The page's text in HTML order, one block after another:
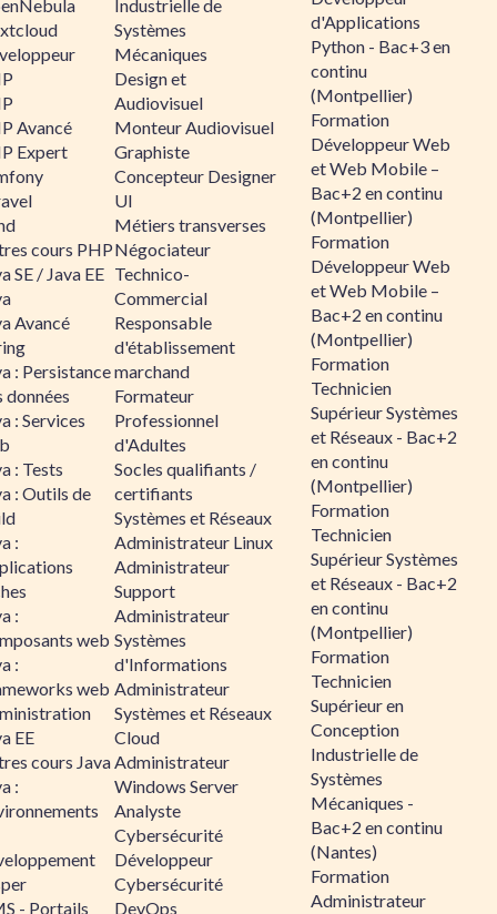
Avancé
Expert
cours PHP
SE / Java EE
Avancé
: Persistance
données
: Services
: Tests
: Outils de
:
:
web
:
web
EE
cours Java
:
- Portails
Industrielle de
Systèmes
Mécaniques
Design et
Audiovisuel
Monteur Audiovisuel
Graphiste
Concepteur Designer
UI
Métiers transverses
Négociateur
Technico-
Commercial
Responsable
d'établissement
marchand
Formateur
Professionnel
d'Adultes
Socles qualifiants /
certifiants
Systèmes et Réseaux
Administrateur Linux
Administrateur
Support
Administrateur
Systèmes
d'Informations
Administrateur
Systèmes et Réseaux
Cloud
Administrateur
Windows Server
Analyste
Cybersécurité
Développeur
Cybersécurité
DevOps
d'Applications
Python - Bac+3 en
continu
(Montpellier)
Formation
Développeur Web
et Web Mobile –
Bac+2 en continu
(Montpellier)
Formation
Développeur Web
et Web Mobile –
Bac+2 en continu
(Montpellier)
Formation
Technicien
Supérieur Systèmes
et Réseaux - Bac+2
en continu
(Montpellier)
Formation
Technicien
Supérieur Systèmes
et Réseaux - Bac+2
en continu
(Montpellier)
Formation
Technicien
Supérieur en
Conception
Industrielle de
Systèmes
Mécaniques -
Bac+2 en continu
(Nantes)
Formation
Administrateur